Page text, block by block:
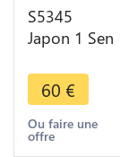
S5345
Japon 1 Sen
1873-1892-
Faire Offre
60 €
Ou faire une
offre